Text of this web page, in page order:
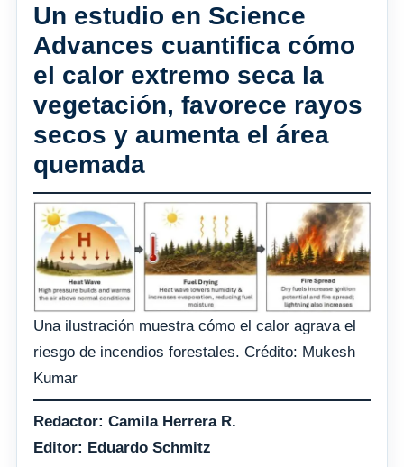
Un estudio en Science
Advances cuantifica cómo
el calor extremo seca la
vegetación, favorece rayos
secos y aumenta el área
quemada
Una ilustración muestra cómo el calor agrava el
riesgo de incendios forestales. Crédito: Mukesh
Kumar
Redactor: Camila Herrera R.
Editor: Eduardo Schmitz